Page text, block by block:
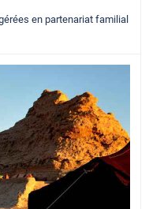
en partenariat familial